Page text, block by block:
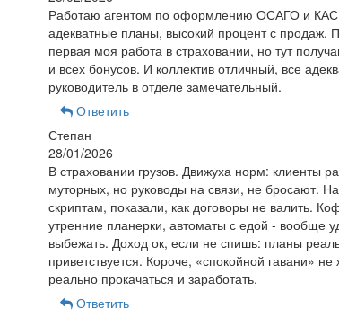
Работаю агентом по оформлению ОСАГО и
адекватные планы, высокий процент с продаж.
первая моя работа в страховании, но тут
и всех бонусов. И коллектив отличный, все
руководитель в отделе замечательный.
Ответить
Степан
28/01/2026
В страховании грузов. Движуха норм: клиенты
муторных, но руководы на связи, не бросают.
скриптам, показали, как договоры не валить.
утренние планерки, автоматы с едой - вообще
выбежать. Доход ок, если не спишь: планы
приветствуется. Короче, «спокойной гавани»
реально прокачаться и заработать.
Ответить